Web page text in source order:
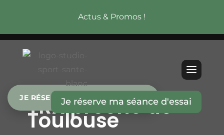
Actus & Promos !
Je réserve ma séance d'essai
TRX proche de
Toulouse
JE RÉSERVE MA SÉANCE D’ESSAI